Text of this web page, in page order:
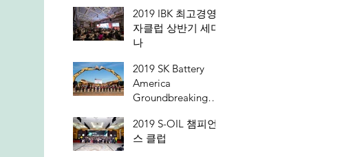
2019 IBK 최고경영
자클럽 상반기 세미
나
2019 SK Battery
America
Groundbreaking
2019 S-OIL 챔피언
스 클럽